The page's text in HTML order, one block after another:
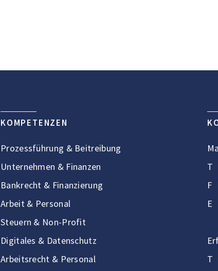
KOMPETENZEN
Prozessführung & Beitreibung
Unternehmen & Finanzen
Bankrecht & Finanzierung
Arbeit & Personal
Steuern & Non-Profit
Digitales & Datenschutz
Arbeitsrecht & Personal
T
F
E
T